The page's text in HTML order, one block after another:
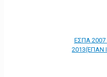
ΕΣΠΑ 2007
2013(ΕΠΑΝ